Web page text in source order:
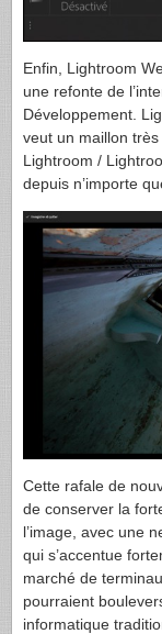
Enfin, Lightroom
une refonte de
Développement.
veut un maillon
Lightroom /
depuis n’importe
Cette rafale de
de conserver la
l’image, avec une
qui s’accentue
marché de
pourraient
informatique